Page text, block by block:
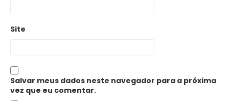
Site
Salvar meus dados neste navegador para a próxima
vez que eu comentar.